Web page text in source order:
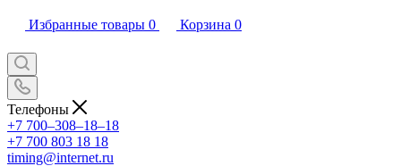
Избранные товары 0 Корзина 0
Телефоны
+7 700‒308‒18‒18
+7 700 803 18 18
timing@internet.ru